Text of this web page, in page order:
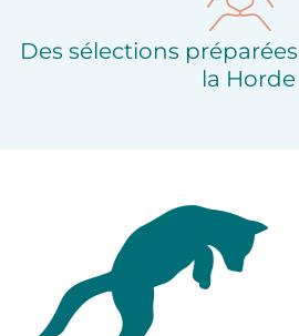
Des sélections
la Horde